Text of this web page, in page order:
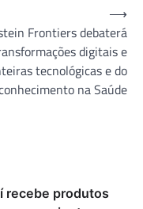
Frontiers debaterá
digitais e
tecnológicas e do
na Saúde
⟶
recebe produtos